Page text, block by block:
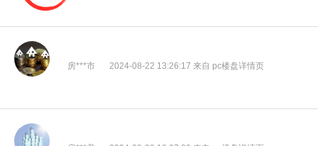
房***市 2024-08-22 13:26:17 来自 pc楼盘详情页